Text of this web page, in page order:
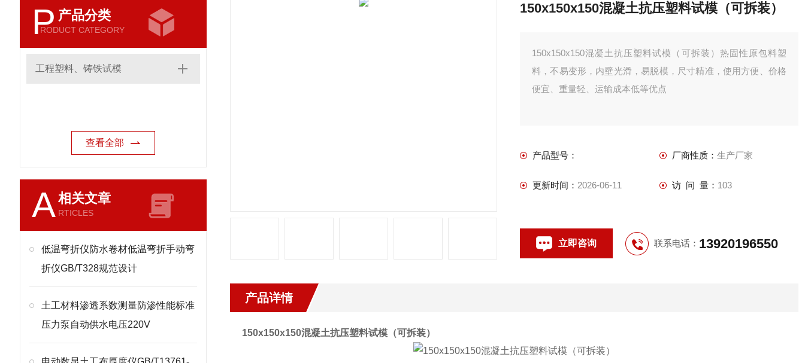
P 产品分类
RODUCT CATEGORY
工程塑料、铸铁试模
查看全部
A相关文章
RTICLES
低温弯折仪防水卷材低温弯折手动弯
折仪GB/T328规范设计
土工材料渗透系数测量防渗性能标准
压力泵自动供水电压220V
150x150x150混凝土抗压塑料试模（可拆装）
150x150x150混凝土抗压塑料试模（可拆装）热固性原包料塑
料，不易变形，内壁光滑，易脱模，尺寸精准，使用方便、价格
便宜、重量轻、运输成本低等优点
产品型号： 厂商性质： 生产厂家
更新时间： 2026-06-11 访 问 量： 103
立即咨询 联系电话： 13920196550
产品详情
150x150x150混凝土抗压塑料试模（可拆装）